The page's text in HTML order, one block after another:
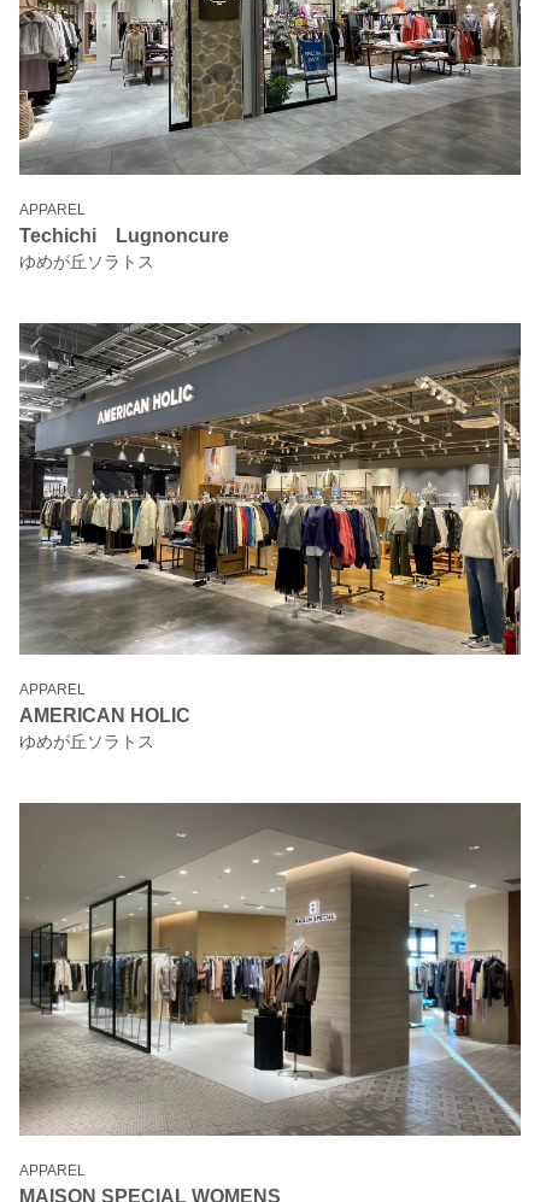
APPAREL
Techichi Lugnoncure
ゆめが丘ソラトス
APPAREL
AMERICAN HOLIC
ゆめが丘ソラトス
APPAREL
MAISON SPECIAL WOMENS